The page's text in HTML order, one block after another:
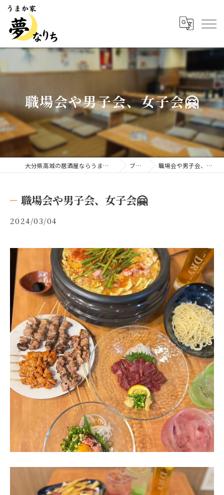
職場会や男子会、女子会🤗
大分県高城の居酒屋ならうまか家 夢なりち ブログ 職場会や男子会、女子会🤗
職場会や男子会、女子会🤗
2024/03/04